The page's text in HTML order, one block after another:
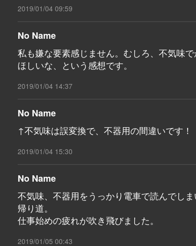
2019/01/04 09:59
No Name
私も嫌な要素感じません。むしろ、不気味
ほしいな、という感想です。
2019/01/04 14:37
No Name
↑不気味は誤変換で、不器用の間違いです！
2019/01/04 15:30
No Name
不気味、不器用をうっかり電車で読んでし
帰り道。
仕事始めの疲れが吹き飛びました。
2019/01/05 00:43